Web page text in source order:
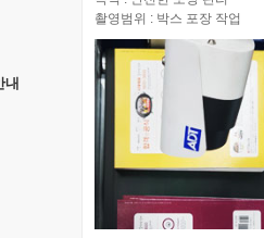
내
촬영범위 : 박스 포장 작업